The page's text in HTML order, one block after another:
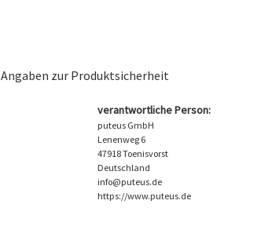
Angaben zur Produktsicherheit
verantwortliche Person:
puteus GmbH
Lenenweg 6
47918 Toenisvorst
Deutschland
info@puteus.de
https://www.puteus.de